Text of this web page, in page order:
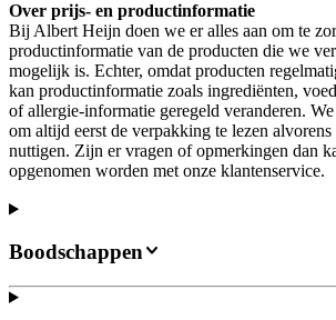
Over prijs- en productinformatie
Bij Albert Heijn doen we er alles aan om te
productinformatie van de producten die we
mogelijk is. Echter, omdat producten
kan productinformatie zoals ingrediënten,
of allergie-informatie geregeld veranderen.
om altijd eerst de verpakking te lezen
nuttigen. Zijn er vragen of opmerkingen dan
opgenomen worden met onze klantenservice.
Boodschappen